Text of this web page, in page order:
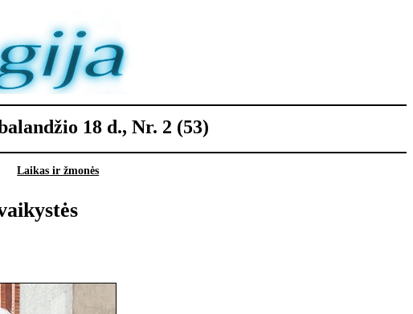
18 d., Nr. 2 (53)
Laikas ir žmonės